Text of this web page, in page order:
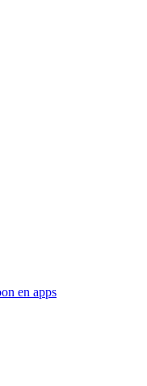
en apps